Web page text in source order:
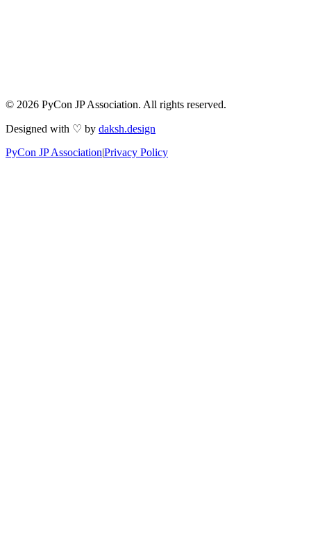
© 2026 PyCon JP Association. All rights reserved.
Designed with ♡ by daksh.design
PyCon JP Association|Privacy Policy